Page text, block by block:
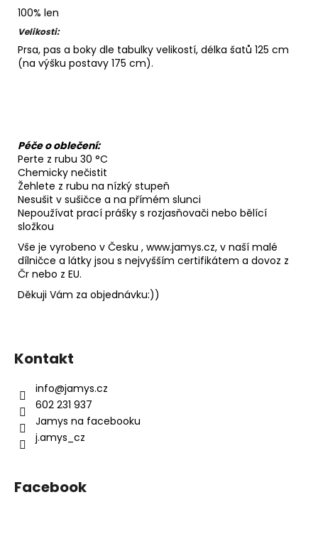
100% len
Velikosti:
Prsa, pas a boky dle tabulky velikostí, délka šatů 125 cm
(na výšku postavy 175 cm).
Péče o oblečení:
Perte z rubu 30 °C
Chemicky nečistit
Žehlete z rubu na nízký stupeň
Nesušit v sušičce a na přímém slunci
Nepoužívat prací prášky s rozjasňovači nebo bělící
složkou
Vše je vyrobeno v Česku , www.jamys.cz, v naší malé
dílničce a látky jsou s nejvyšším certifikátem a dovoz z
Čr nebo z EU.
Děkuji Vám za objednávku:))
Kontakt
info@jamys.cz
602 231 937
Jamys na facebooku
j.amys_cz
Facebook